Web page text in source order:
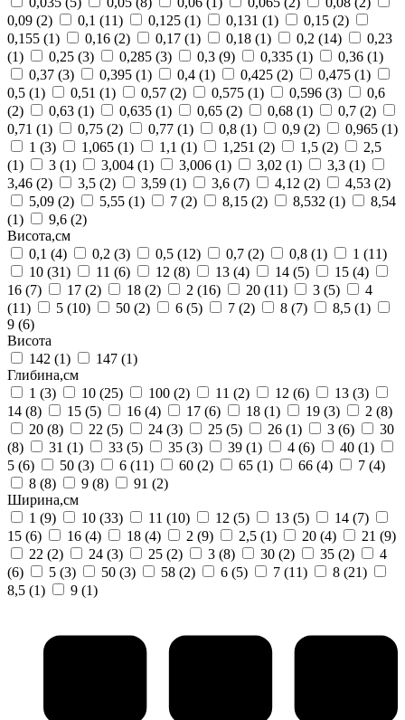
0,09 (2) 0,1 (11) 0,125 (1) 0,131 (1) 0,15 (2)
0,155 (1) 0,16 (2) 0,17 (1) 0,18 (1) 0,2 (14)
0,23
(1)
0,25 (3) 0,285 (3) 0,3 (9) 0,335 (1) 0,36 (1)
0,37 (3) 0,395 (1) 0,4 (1) 0,425 (2) 0,475 (1)
0,5 (1) 0,51 (1) 0,57 (2) 0,575 (1) 0,596 (3)
0,6
(2)
0,63 (1) 0,635 (1) 0,65 (2) 0,68 (1) 0,7 (2)
0,71 (1) 0,75 (2) 0,77 (1) 0,8 (1) 0,9 (2) 0,965 (1)
1 (3) 1,065 (1) 1,1 (1) 1,251 (2) 1,5 (2)
2,5
(1)
3 (1) 3,004 (1) 3,006 (1) 3,02 (1) 3,3 (1)
3,46 (2) 3,5 (2) 3,59 (1) 3,6 (7) 4,12 (2) 4,53 (2)
5,09 (2) 5,55 (1) 7 (2) 8,15 (2) 8,532 (1)
8,54
(1)
9,6 (2)
Висота,см
0,1 (4) 0,2 (3) 0,5 (12) 0,7 (2) 0,8 (1) 1 (11)
10 (31) 11 (6) 12 (8) 13 (4) 14 (5) 15 (4)
16 (7) 17 (2) 18 (2) 2 (16) 20 (11) 3 (5)
4
(11)
5 (10) 50 (2) 6 (5) 7 (2) 8 (7) 8,5 (1)
9 (6)
Висота
142 (1) 147 (1)
Глибина,см
1 (3) 10 (25) 100 (2) 11 (2) 12 (6) 13 (3)
14 (8) 15 (5) 16 (4) 17 (6) 18 (1) 19 (3) 2 (8)
20 (8) 22 (5) 24 (3) 25 (5) 26 (1) 3 (6)
30
(8)
31 (1) 33 (5) 35 (3) 39 (1) 4 (6) 40 (1)
5 (6) 50 (3) 6 (11) 60 (2) 65 (1) 66 (4) 7 (4)
8 (8) 9 (8) 91 (2)
Ширина,см
1 (9) 10 (33) 11 (10) 12 (5) 13 (5) 14 (7)
15 (6) 16 (4) 18 (4) 2 (9) 2,5 (1) 20 (4) 21 (9)
22 (2) 24 (3) 25 (2) 3 (8) 30 (2) 35 (2)
4
(6)
5 (3) 50 (3) 58 (2) 6 (5) 7 (11) 8 (21)
8,5 (1) 9 (1)